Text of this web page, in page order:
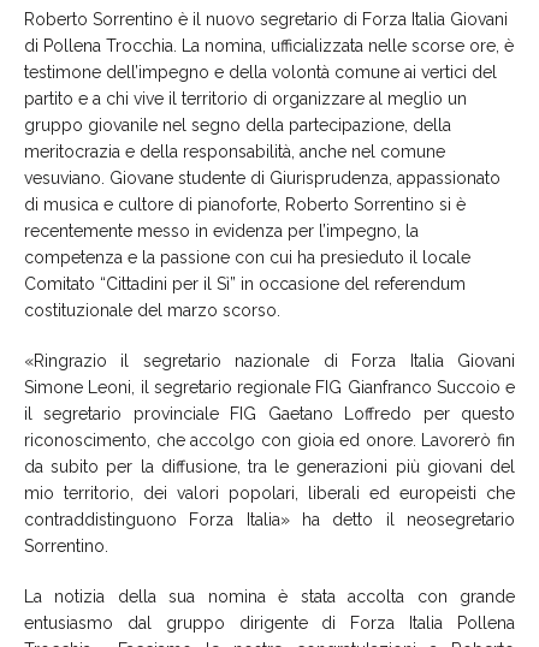
Roberto Sorrentino è il nuovo segretario di Forza Italia Giovani
di Pollena Trocchia. La nomina, ufficializzata nelle scorse ore, è
testimone dell’impegno e della volontà comune ai vertici del
partito e a chi vive il territorio di organizzare al meglio un
gruppo giovanile nel segno della partecipazione, della
meritocrazia e della responsabilità, anche nel comune
vesuviano. Giovane studente di Giurisprudenza, appassionato
di musica e cultore di pianoforte, Roberto Sorrentino si è
recentemente messo in evidenza per l’impegno, la
competenza e la passione con cui ha presieduto il locale
Comitato “Cittadini per il Sì” in occasione del referendum
costituzionale del marzo scorso.
«Ringrazio il segretario nazionale di Forza Italia Giovani
Simone Leoni, il segretario regionale FIG Gianfranco Succoio e
il segretario provinciale FIG Gaetano Loffredo per questo
riconoscimento, che accolgo con gioia ed onore. Lavorerò fin
da subito per la diffusione, tra le generazioni più giovani del
mio territorio, dei valori popolari, liberali ed europeisti che
contraddistinguono Forza Italia» ha detto il neosegretario
Sorrentino.
La notizia della sua nomina è stata accolta con grande
entusiasmo dal gruppo dirigente di Forza Italia Pollena